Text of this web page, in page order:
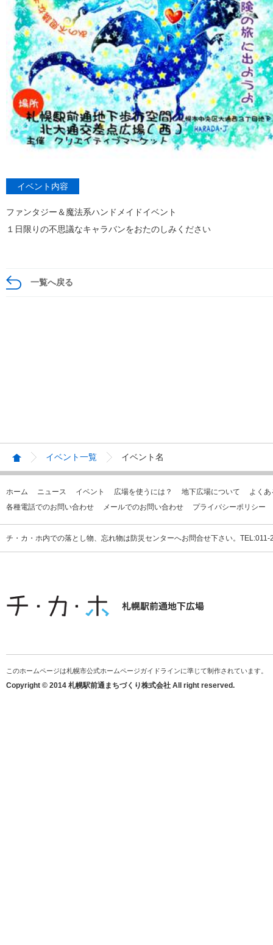
イベント内容
ファンタジー＆魔法系ハンドメイドイベント
１日限りの不思議なキャラバンをおたのしみください
一覧へ戻る
イベント一覧 イベント名
ホーム ニュース イベント 広場を使うには？ 地下広場について
よく
各種電話でのお問い合わせ
メールでのお問い合わせ プライバシーポリシー
チ・カ・ホ内での落とし物、忘れ物は防災センターへお問合せ下さい。
このホームページは札幌市公式ホームページガイドラインに準じて制作されています。
Copyright © 2014 札幌駅前通まちづくり株式会社 All right reserved.